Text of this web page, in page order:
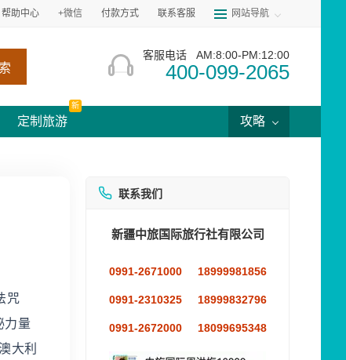
帮助中心 +微信 付款方式 联系客服 网站导航
客服电话 AM:8:00-PM:12:00
400-099-2065
定制旅游
新
攻略
咒
力量
大利
联系我们
新疆中旅国际旅行社有限公司
0991-2671000 18999981856
0991-2310325 18999832796
0991-2672000 18099695348